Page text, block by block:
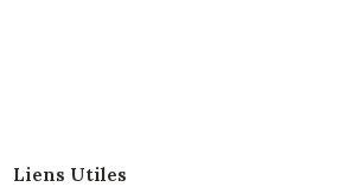
Liens Utiles